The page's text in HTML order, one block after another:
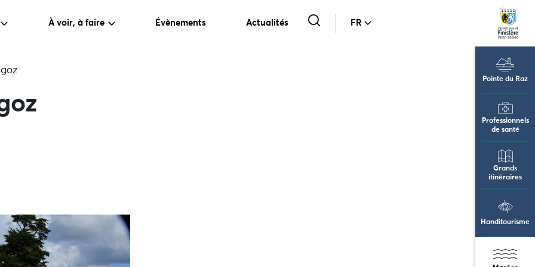
À voir, à faire Évènements Actualités FR
Pointe du Raz
Professionnels
de santé
Grands
itinéraires
Handitourisme